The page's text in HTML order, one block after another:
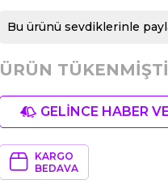
Bu ürünü sevdiklerinle
ÜRÜN
GELİNCE HABER
KARGO
BEDAVA